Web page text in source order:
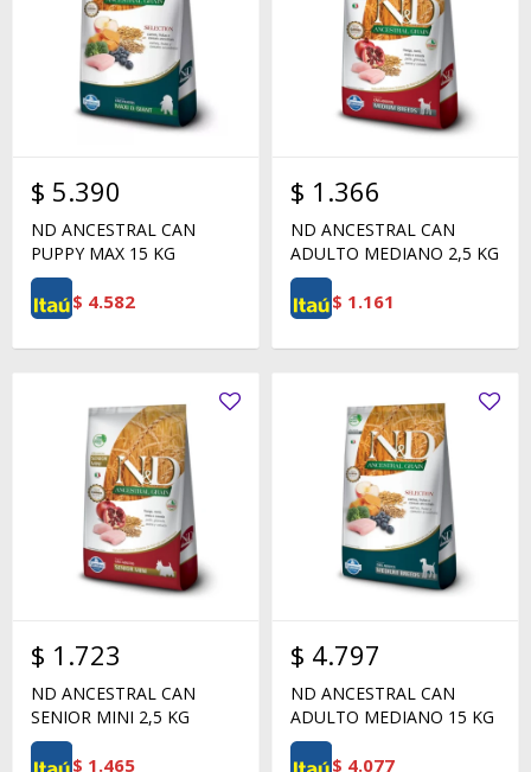
$ 5.390
ND ANCESTRAL CAN
PUPPY MAX 15 KG
$ 4.582
$ 1.366
ND ANCESTRAL CAN
ADULTO MEDIANO 2,5 KG
$ 1.161
$ 1.723
ND ANCESTRAL CAN
SENIOR MINI 2,5 KG
$ 1.465
$ 4.797
ND ANCESTRAL CAN
ADULTO MEDIANO 15 KG
$ 4.077